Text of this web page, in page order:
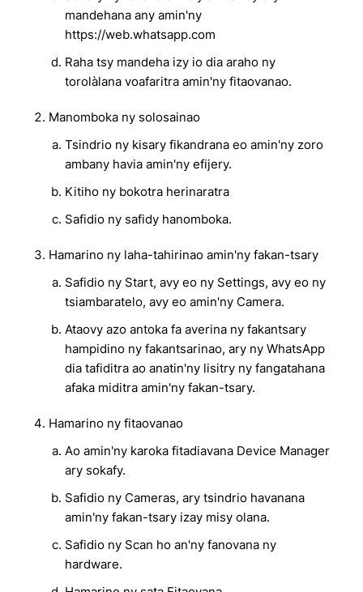
mandehana any amin'ny
https://web.whatsapp.com
Raha tsy mandeha izy io dia araho ny
torolàlana voafaritra amin'ny fitaovanao.
Manomboka ny solosainao
Tsindrio ny kisary fikandrana eo amin'ny zoro
ambany havia amin'ny efijery.
Kitiho ny bokotra herinaratra
Safidio ny safidy hanomboka.
Hamarino ny laha-tahirinao amin'ny fakan-tsary
Safidio ny Start, avy eo ny Settings, avy eo ny
tsiambaratelo, avy eo amin'ny Camera.
Ataovy azo antoka fa averina ny fakantsary
hampidino ny fakantsarinao, ary ny WhatsApp
dia tafiditra ao anatin'ny lisitry ny fangatahana
afaka miditra amin'ny fakan-tsary.
Hamarino ny fitaovanao
Ao amin'ny karoka fitadiavana Device Manager
ary sokafy.
Safidio ny Cameras, ary tsindrio havanana
amin'ny fakan-tsary izay misy olana.
Safidio ny Scan ho an'ny fanovana ny
hardware.